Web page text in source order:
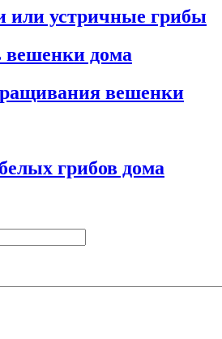
или устричные грибы
дома
вешенки
грибов дома